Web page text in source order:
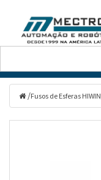
/Fusos de Esferas HIWIN
Filtrar
Categorias